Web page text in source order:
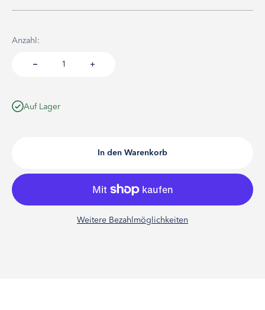
Anzahl:
Auf Lager
In den Warenkorb
Weitere Bezahlmöglichkeiten